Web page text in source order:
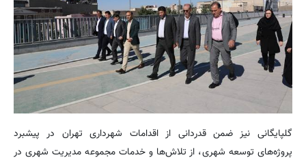
گلپایگانی نیز ضمن قدردانی از اقدامات شهرداری تهران در پیشبرد
پروژه‌های توسعه شهری، از تلاش‌ها و خدمات مجموعه مدیریت شهری در